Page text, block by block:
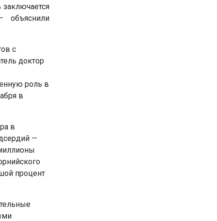
объяснили
с
доктор
роль в
в
в
—
процент